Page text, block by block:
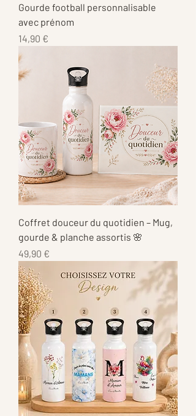
Gourde football personnalisable
avec prénom
Prix
14,90 €
Coffret douceur du quotidien – Mug,
gourde & planche assortis 🌸
Prix
49,90 €